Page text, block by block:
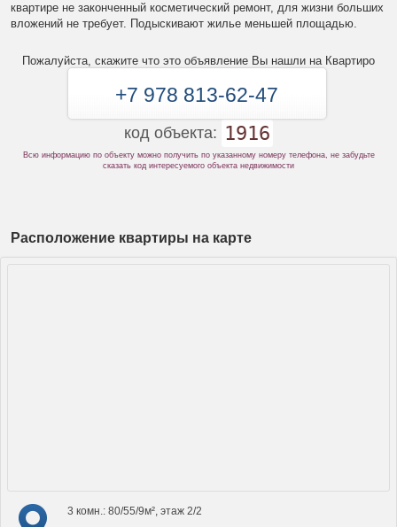
квартире не законченный косметический ремонт, для жизни больших
вложений не требует. Подыскивают жилье меньшей площадью.
Пожалуйста, скажите что это объявление Вы нашли на Квартиро
+7 978 813-62-47
код объекта: 1916
Всю информацию по объекту можно получить по указанному номеру телефона, не забудьте
сказать код интересуемого объекта недвижимости
Расположение квартиры на карте
3 комн.: 80/55/9м², этаж 2/2